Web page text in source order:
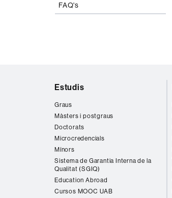
FAQ's
Estudis
Graus
Màsters i postgraus
Doctorats
Microcredencials
Mínors
Sistema de Garantia Interna de la
Qualitat (SGIQ)
Education Abroad
Cursos MOOC UAB